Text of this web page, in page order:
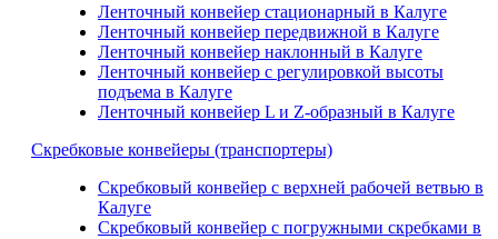
Ленточный конвейер стационарный в Калуге
Ленточный конвейер передвижной в Калуге
Ленточный конвейер наклонный в Калуге
Ленточный конвейер с регулировкой высоты
подъема в Калуге
Ленточный конвейер L и Z-образный в Калуге
Скребковые конвейеры (транспортеры)
Скребковый конвейер с верхней рабочей ветвью в
Калуге
Скребковый конвейер с погружными скребками в